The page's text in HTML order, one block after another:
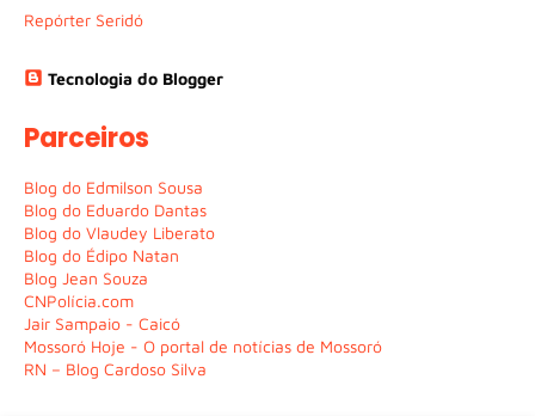
Repórter Seridó
Tecnologia do Blogger
Parceiros
Blog do Edmilson Sousa
Blog do Eduardo Dantas
Blog do Vlaudey Liberato
Blog do Édipo Natan
Blog Jean Souza
CNPolícia.com
Jair Sampaio - Caicó
Mossoró Hoje - O portal de notícias de Mossoró
RN – Blog Cardoso Silva